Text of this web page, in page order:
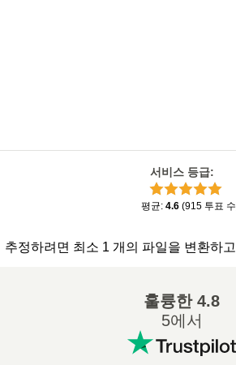
서비스 등급:
평균: 4.6 (915 투표 수
추정하려면 최소 1 개의 파일을 변환하
훌륭한4.8
5에서